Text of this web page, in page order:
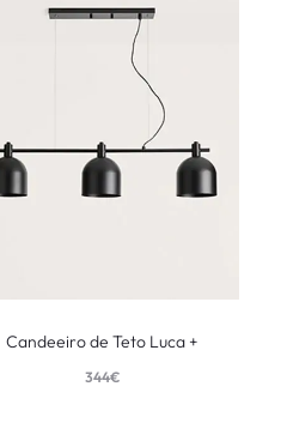
Candeeiro de Teto Luca +
344€